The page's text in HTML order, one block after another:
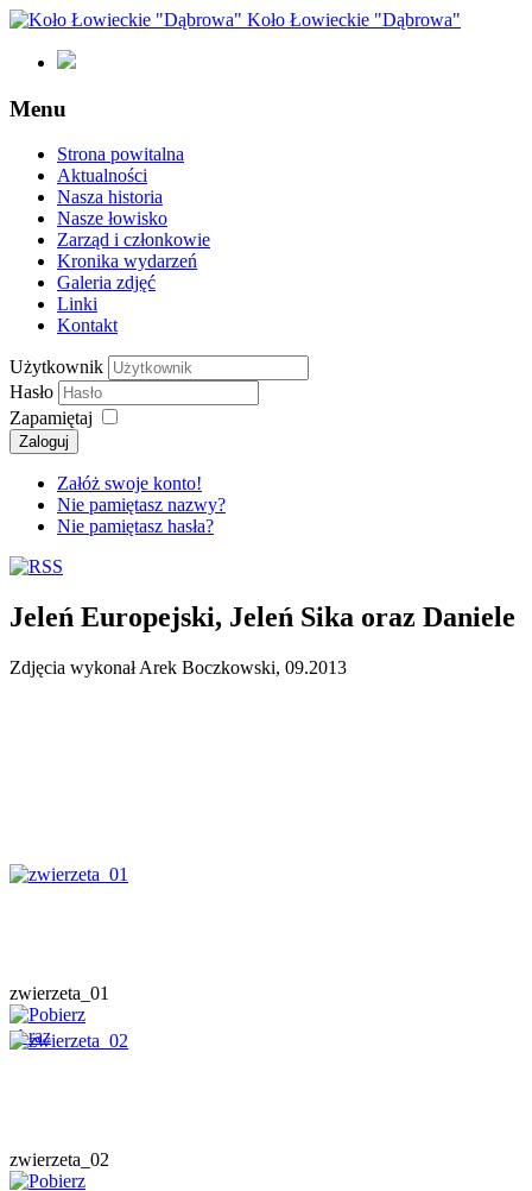
Koło Łowieckie "Dąbrowa"
Menu
Strona powitalna
Aktualności
Nasza historia
Nasze łowisko
Zarząd i członkowie
Kronika wydarzeń
Galeria zdjęć
Linki
Kontakt
Użytkownik
Hasło
Zapamiętaj
Załóż swoje konto!
Nie pamiętasz nazwy?
Nie pamiętasz hasła?
Jeleń Europejski, Jeleń Sika oraz Daniele
Zdjęcia wykonał Arek Boczkowski, 09.2013
zwierzeta_01
zwierzeta_02